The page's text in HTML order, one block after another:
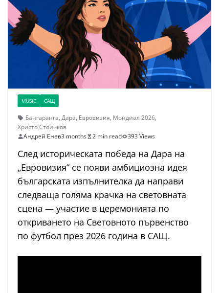
MUSIC САЩ
Бангаранга, Дара, Евровизия, Мондиал 2026,
Христо Стоичков
Андрей Енев3 months 2 min read 393 Views
След историческата победа на Дара на
„Евровизия“ се появи амбициозна идея
българската изпълнителка да направи
следваща голяма крачка на световната
сцена — участие в церемонията по
откриването на Световното първенство
по футбол през 2026 година в САЩ.